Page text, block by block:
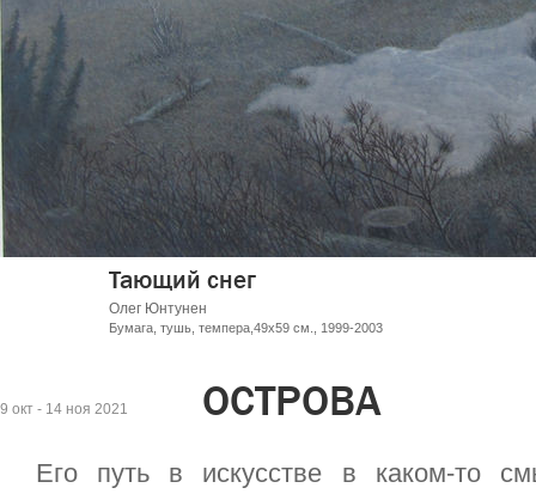
темпера,49х59 см., 1999-2003
9 окт - 14 ноя 2021 ОСТРОВА
Его путь в искусстве в каком-то